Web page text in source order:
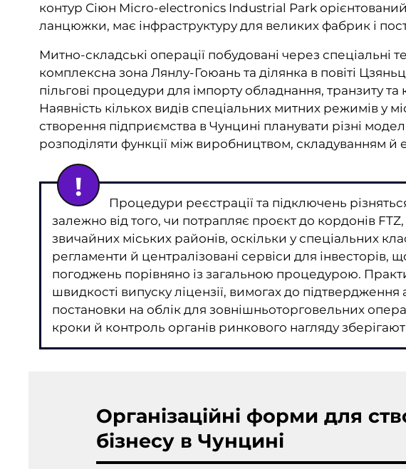
контур Сіюн Micro-electronics Industrial Park орієнтований
ланцюжки, має інфраструктуру для великих фабрик і
Митно-складські операції побудовані через спеціальні
комплексна зона Лянлу-Гоюань та ділянка в повіті
пільгові процедури для імпорту обладнання, транзиту
Наявність кількох видів спеціальних митних режимів у
створення підприємства в Чунцині планувати різні
розподіляти функції між виробництвом, складуванням й
Процедури реєстрації та підключень
залежно від того, чи потрапляє проєкт до кордонів
звичайних міських районів, оскільки у спеціальних
регламенти й централізовані сервіси для інвесторів,
погоджень порівняно із загальною процедурою.
швидкості випуску ліцензії, вимогах до
постановки на облік для зовнішньоторговельних
кроки й контроль органів ринкового нагляду
Організаційні форми для
бізнесу в Чунцині